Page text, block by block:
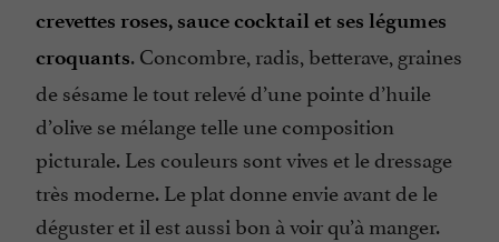
crevettes roses, sauce cocktail et ses légumes
croquants. Concombre, radis, betterave, graines
de sésame le tout relevé d’une pointe d’huile
d’olive se mélange telle une composition
picturale. Les couleurs sont vives et le dressage
très moderne. Le plat donne envie avant de le
déguster et il est aussi bon à voir qu’à manger.